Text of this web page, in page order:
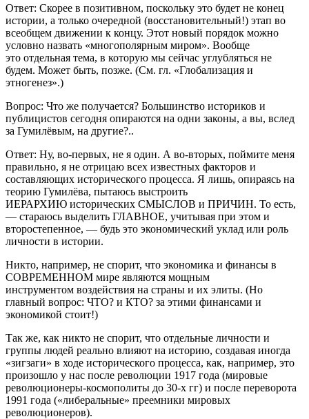
Ответ: Скорее в позитивном, поскольку это будет не конец
истории, а только очередной (восстановительный!) этап во
всеобщем движении к концу. Этот новый порядок можно
условно назвать «многополярным миром». Вообще
это отдельная тема, в которую мы сейчас углубляться не
будем. Может быть, позже. (См. гл. «Глобализация и
этногенез».)
Вопрос: Что же получается? Большинство историков и
публицистов сегодня опираются на одни законы, а вы, вслед
за Гумилёвым, на другие?..
Ответ: Ну, во-первых, не я один. А во-вторых, поймите меня
правильно, я не отрицаю всех известных факторов и
составляющих исторического процесса. Я лишь, опираясь на
теорию Гумилёва, пытаюсь выстроить
ИЕРАРХИЮ исторических СМЫСЛОВ и ПРИЧИН. То есть,
— стараюсь выделить ГЛАВНОЕ, учитывая при этом и
второстепенное, — будь это экономический уклад или роль
личности в истории.
Никто, например, не спорит, что экономика и финансы в
СОВРЕМЕННОМ мире являются мощным
инструментом воздействия на страны и их элиты. (Но
главный вопрос: ЧТО? и КТО? за этими финансами и
экономикой стоит!)
Так же, как никто не спорит, что отдельные личности и
группы людей реально влияют на историю, создавая иногда
«зигзаги» в ходе исторического процесса, как, например, это
произошло у нас после революции 1917 года (мировые
революционеры-космополиты до 30-х гг) и после переворота
1991 года («либеральные» преемники мировых
революционеров).